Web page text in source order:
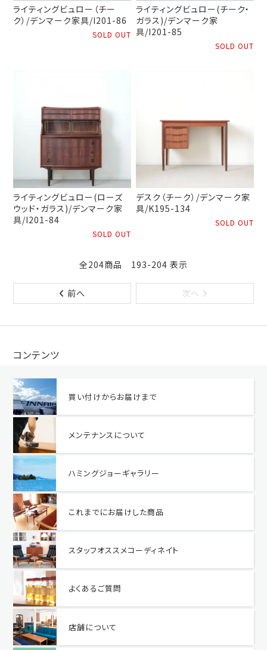
ライティングビュロー（チー
ク）/デンマーク家具/I201-86
SOLD OUT
ライティングビュロー(チーク・
ガラス)/デンマーク家
具/I201-85
SOLD OUT
ライティングビュロー(ローズ
ウッド・ガラス)/デンマーク家
具/I201-84
SOLD OUT
デスク（チーク）/デンマーク家
具/K195-134
SOLD OUT
全204商品 193-204 表示
前へ 次へ
コンテンツ
買い付けからお届けまで
メンテナンスについて
ハミングジョーギャラリー
これまでにお届けした商品
スタッフオススメコーディネイト
よくあるご質問
店舗について